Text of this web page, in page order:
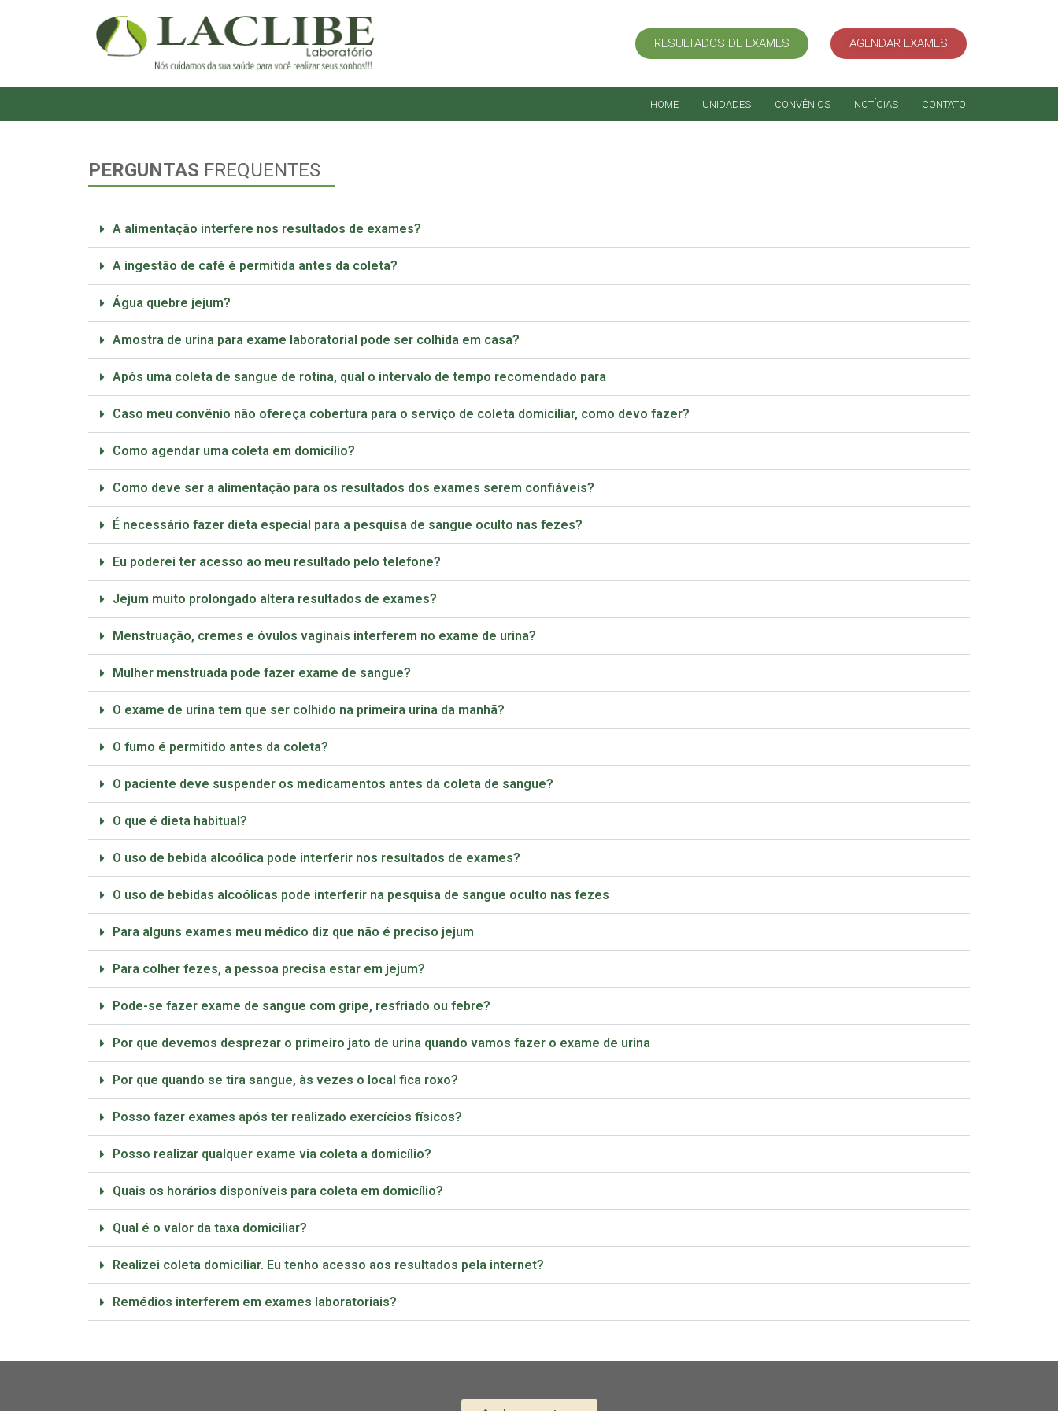
RESULTADOS DE EXAMES AGENDAR EXAMES
HOME UNIDADES CONVÊNIOS NOTÍCIAS CONTATO
PERGUNTAS FREQUENTES
A alimentação interfere nos resultados de exames?
A ingestão de café é permitida antes da coleta?
Água quebre jejum?
Amostra de urina para exame laboratorial pode ser colhida em casa?
Após uma coleta de sangue de rotina, qual o intervalo de tempo recomendado para
Caso meu convênio não ofereça cobertura para o serviço de coleta domiciliar, como devo fazer?
Como agendar uma coleta em domicílio?
Como deve ser a alimentação para os resultados dos exames serem confiáveis?
É necessário fazer dieta especial para a pesquisa de sangue oculto nas fezes?
Eu poderei ter acesso ao meu resultado pelo telefone?
Jejum muito prolongado altera resultados de exames?
Menstruação, cremes e óvulos vaginais interferem no exame de urina?
Mulher menstruada pode fazer exame de sangue?
O exame de urina tem que ser colhido na primeira urina da manhã?
O fumo é permitido antes da coleta?
O paciente deve suspender os medicamentos antes da coleta de sangue?
O que é dieta habitual?
O uso de bebida alcoólica pode interferir nos resultados de exames?
O uso de bebidas alcoólicas pode interferir na pesquisa de sangue oculto nas fezes
Para alguns exames meu médico diz que não é preciso jejum
Para colher fezes, a pessoa precisa estar em jejum?
Pode-se fazer exame de sangue com gripe, resfriado ou febre?
Por que devemos desprezar o primeiro jato de urina quando vamos fazer o exame de urina
Por que quando se tira sangue, às vezes o local fica roxo?
Posso fazer exames após ter realizado exercícios físicos?
Posso realizar qualquer exame via coleta a domicílio?
Quais os horários disponíveis para coleta em domicílio?
Qual é o valor da taxa domiciliar?
Realizei coleta domiciliar. Eu tenho acesso aos resultados pela internet?
Remédios interferem em exames laboratoriais?